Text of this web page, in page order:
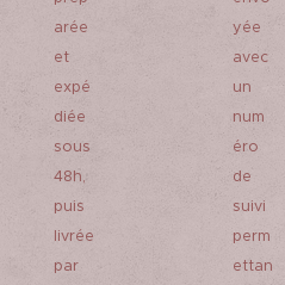
arée
et
expé
diée
sous
48h,
puis
livrée
par
yée
avec
un
num
éro
de
suivi
perm
ettan